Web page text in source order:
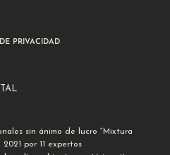
PRIVACIDAD
sin ánimo de lucro “Mixtura
por 11 expertos